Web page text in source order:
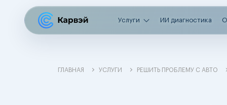
Услуги ИИ диагностика
ГЛАВНАЯ УСЛУГИ РЕШИТЬ ПРОБЛЕМУ С АВТО